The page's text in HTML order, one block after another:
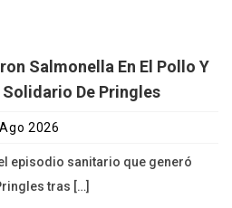
Salmonella En El Pollo Y
De Pringles
2026
episodio sanitario que generó
tras […]